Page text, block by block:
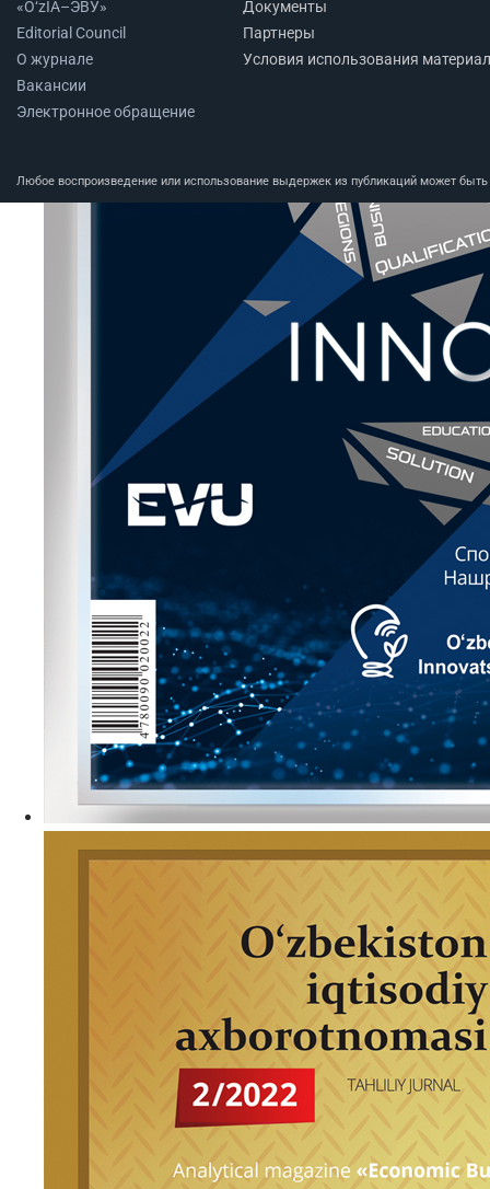
«O‘zIA–ЭВУ»
Editorial Council
О журнале
Вакансии
Электронное обращение
Документы
Партнеры
Условия использования
Любое воспроизведение или использование выдержек из публикаций может